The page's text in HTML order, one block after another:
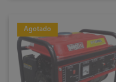
Agotado